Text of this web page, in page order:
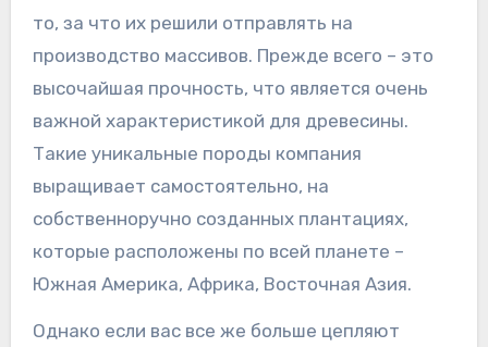
то, за что их решили отправлять на
производство массивов. Прежде всего – это
высочайшая прочность, что является очень
важной характеристикой для древесины.
Такие уникальные породы компания
выращивает самостоятельно, на
собственноручно созданных плантациях,
которые расположены по всей планете –
Южная Америка, Африка, Восточная Азия.
Однако если вас все же больше цепляют